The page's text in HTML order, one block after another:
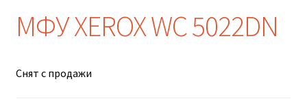
МФУ XEROX WC 5022DN
Снят с продажи